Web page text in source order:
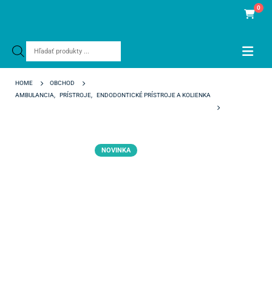
Products
0
HOME
OBCHOD
AMBULANCIA
PRÍSTROJE ENDODONTICKÉ PRÍSTROJE A KOLIENKA
NOVINKA